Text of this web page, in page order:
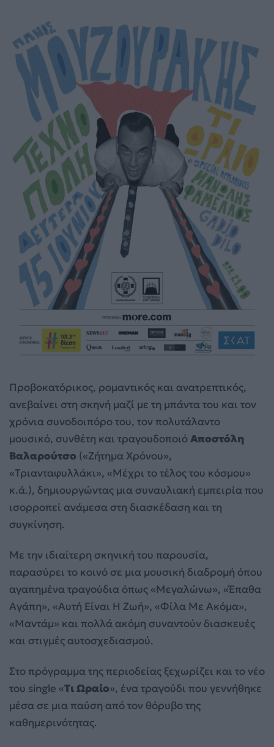
Προβοκατόρικος, ρομαντικός και ανατρεπτικός,
ανεβαίνει στη σκηνή μαζί με τη μπάντα του και τον
χρόνια συνοδοιπόρο του, τον πολυτάλαντο
μουσικό, συνθέτη και τραγουδοποιόΑποστόλη
Βαλαρούτσο («Ζήτημα Χρόνου»,
«Τριανταφυλλάκι», «Μέχρι το τέλος του κόσμου»
κ.ά.), δημιουργώντας μια συναυλιακή εμπειρία που
ισορροπεί ανάμεσα στη διασκέδαση και τη
συγκίνηση.
Με την ιδιαίτερη σκηνική του παρουσία,
παρασύρει το κοινό σε μια μουσική διαδρομή όπου
αγαπημένα τραγούδια όπως «Μεγαλώνω», «Έπαθα
Αγάπη», «Αυτή Είναι Η Ζωή», «Φίλα Με Ακόμα»,
«Μαντάμ» και πολλά ακόμη συναντούν διασκευές
και στιγμές αυτοσχεδιασμού.
Στο πρόγραμμα της περιοδείας ξεχωρίζει και το νέο
του single «Τι Ωραίο», ένα τραγούδι που γεννήθηκε
μέσα σε μια παύση από τον θόρυβο της
καθημερινότητας.